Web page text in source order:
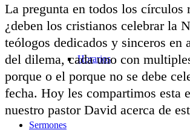
Horarios
Sermones
La pregunta en todos los círculos
¿deben los cristianos celebrar la
teólogos dedicados y sinceros en
del dilema, cada uno con
porque o el porque no se debe
fecha. Hoy les compartimos esta
nuestro pastor David acerca de